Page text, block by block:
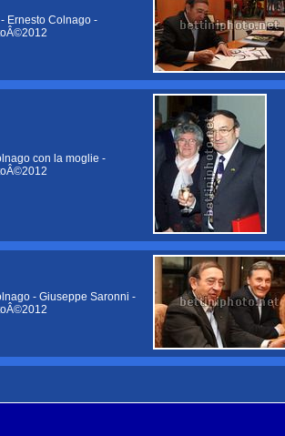
Ernesto Colnago -
con la moglie -
- Giuseppe Saronni -